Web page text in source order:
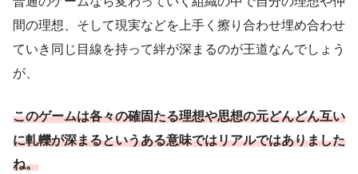
間の理想、そして現実などを上手く擦り合わせ埋め合わせ
ていき同じ目線を持って絆が深まるのが王道なんでしょう
が、
このゲームは各々の確固たる理想や思想の元どんどん互い
に軋轢が深まるというある意味ではリアルではありました
ね。